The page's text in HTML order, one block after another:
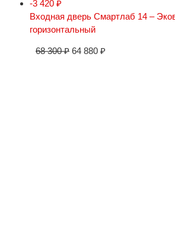
-3 420 ₽
Входная дверь Смартлаб 14 –
горизонтальный
68 300₽ 64 880 ₽